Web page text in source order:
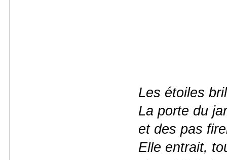
Les étoiles
La porte du
et des pas
Elle entrait,